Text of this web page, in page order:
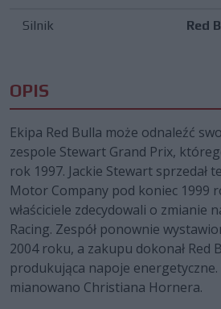
Silnik Red
OPIS
Ekipa Red Bulla może odnaleźć
zespole Stewart Grand Prix,
rok 1997. Jackie Stewart sprzedał
Motor Company pod koniec 1999
właściciele zdecydowali o zmianie
Racing. Zespół ponownie
2004 roku, a zakupu dokonał Red
produkująca napoje
mianowano Christiana Hornera.